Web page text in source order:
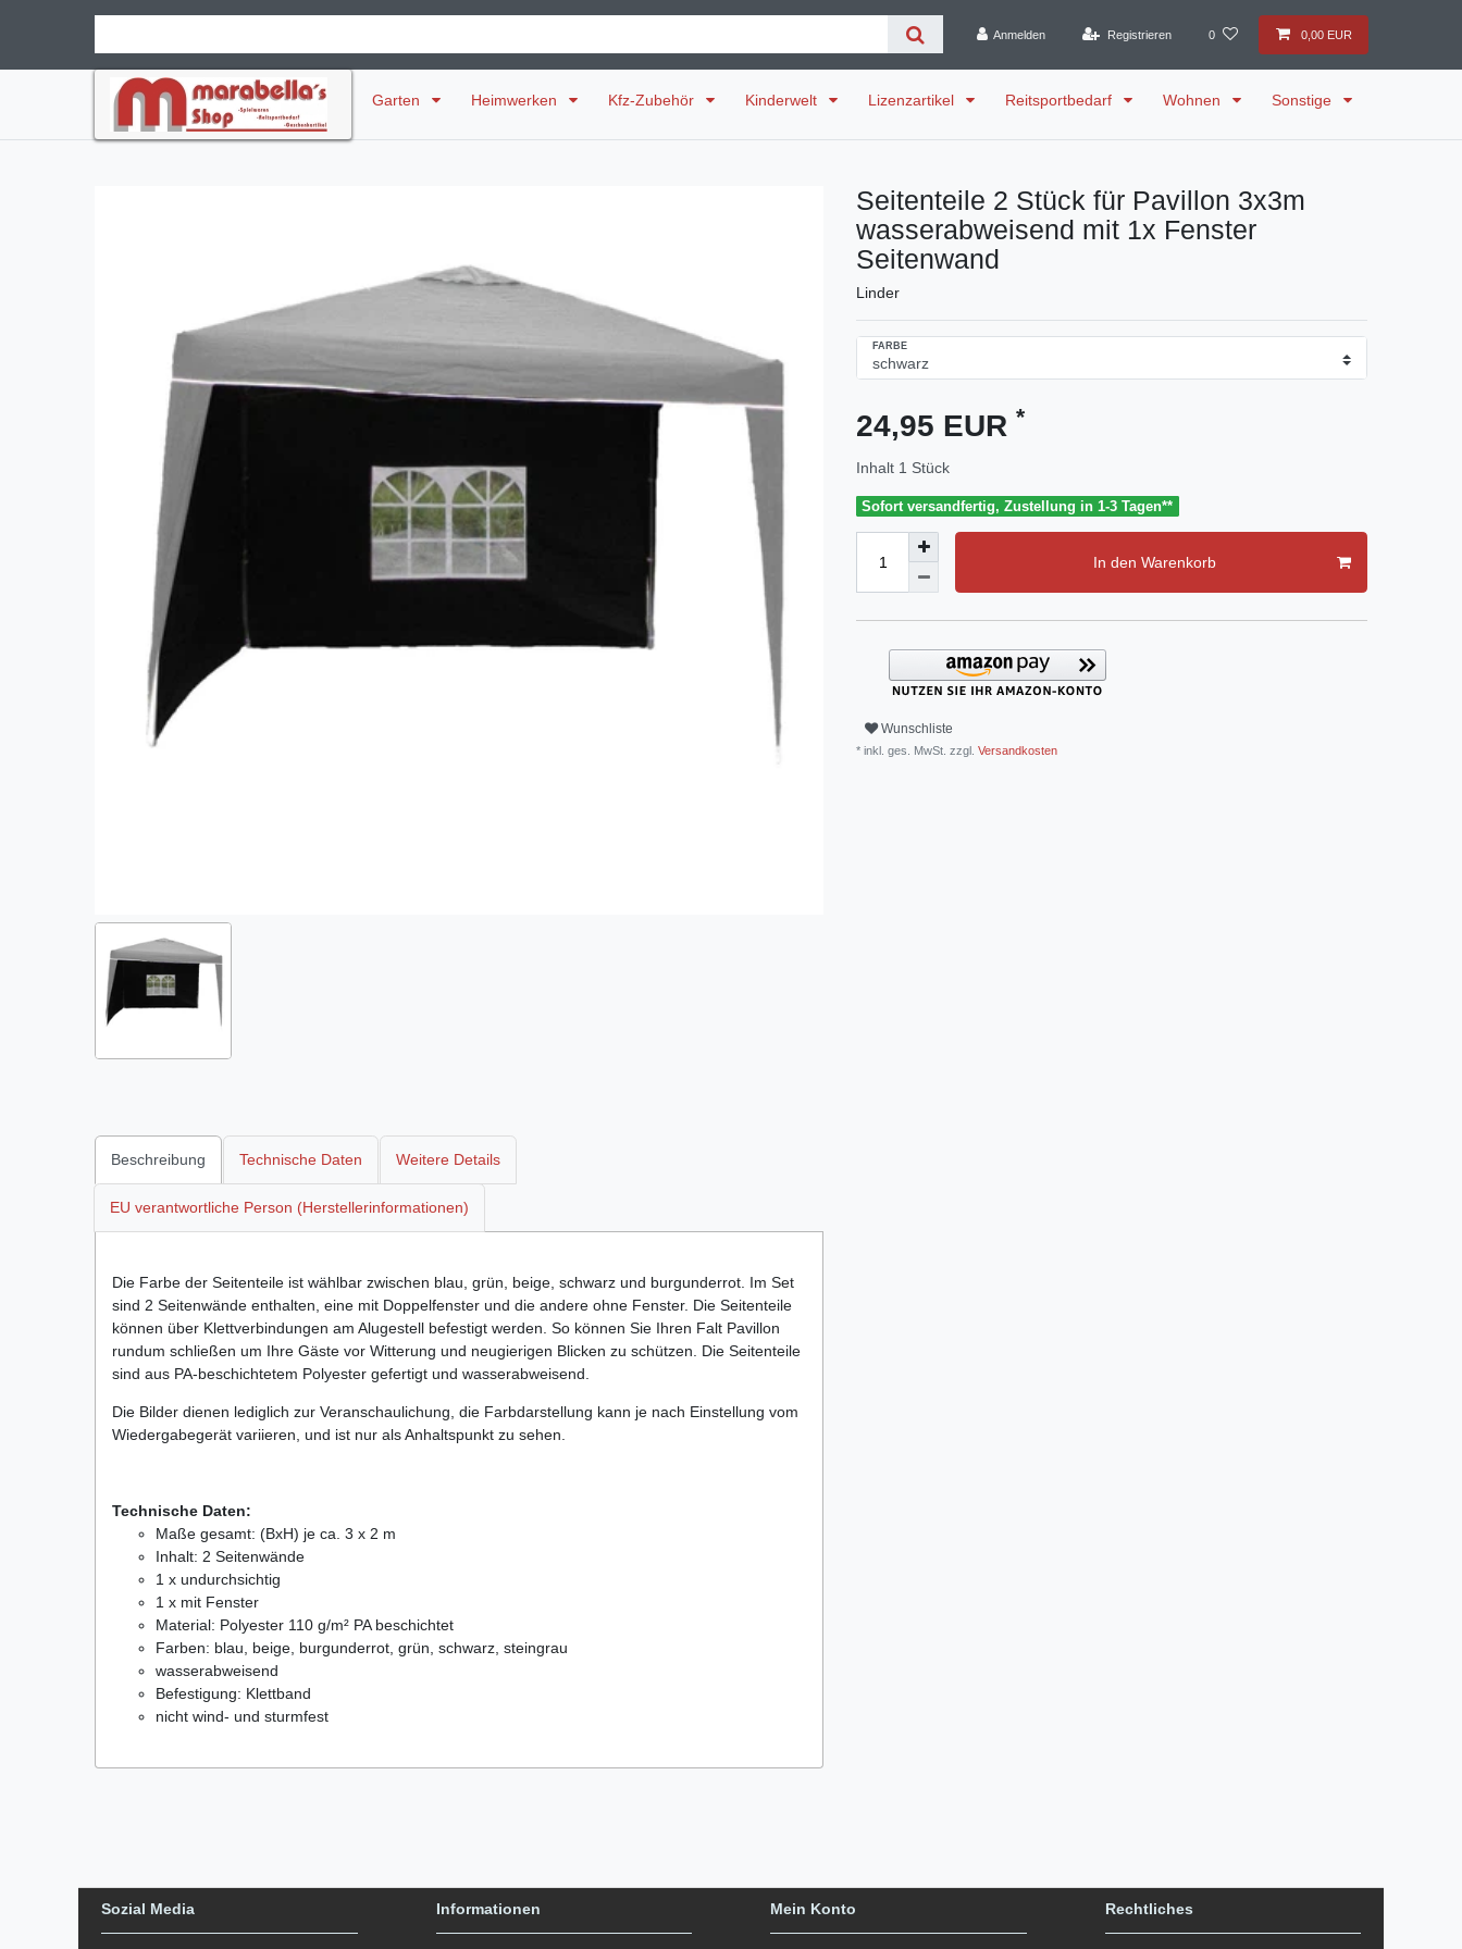
Anmelden Registrieren 0 0,00 EUR
Garten Heimwerken Kfz-Zubehör Kinderwelt Lizenzartikel Reitsportbedarf Wohnen Sonstige
Seitenteile 2 Stück für Pavillon 3x3m
wasserabweisend mit 1x Fenster
Seitenwand
Linder
FARBE
24,95 EUR *
Inhalt 1 Stück
Sofort versandfertig, Zustellung in 1-3 Tagen**
In den Warenkorb
Wunschliste
* inkl. ges. MwSt. zzgl. Versandkosten
Beschreibung Technische Daten Weitere Details
EU verantwortliche Person (Herstellerinformationen)
Die Farbe der Seitenteile ist wählbar zwischen blau, grün, beige, schwarz und burgunderrot. Im Set
sind 2 Seitenwände enthalten, eine mit Doppelfenster und die andere ohne Fenster. Die Seitenteile
können über Klettverbindungen am Alugestell befestigt werden. So können Sie Ihren Falt Pavillon
rundum schließen um Ihre Gäste vor Witterung und neugierigen Blicken zu schützen. Die Seitenteile
sind aus PA-beschichtetem Polyester gefertigt und wasserabweisend.
Die Bilder dienen lediglich zur Veranschaulichung, die Farbdarstellung kann je nach Einstellung vom
Wiedergabegerät variieren, und ist nur als Anhaltspunkt zu sehen.
Technische Daten:
Maße gesamt: (BxH) je ca. 3 x 2 m
Inhalt: 2 Seitenwände
1 x undurchsichtig
1 x mit Fenster
Material: Polyester 110 g/m² PA beschichtet
Farben: blau, beige, burgunderrot, grün, schwarz, steingrau
wasserabweisend
Befestigung: Klettband
nicht wind- und sturmfest
Sozial Media Informationen Mein Konto Rechtliches